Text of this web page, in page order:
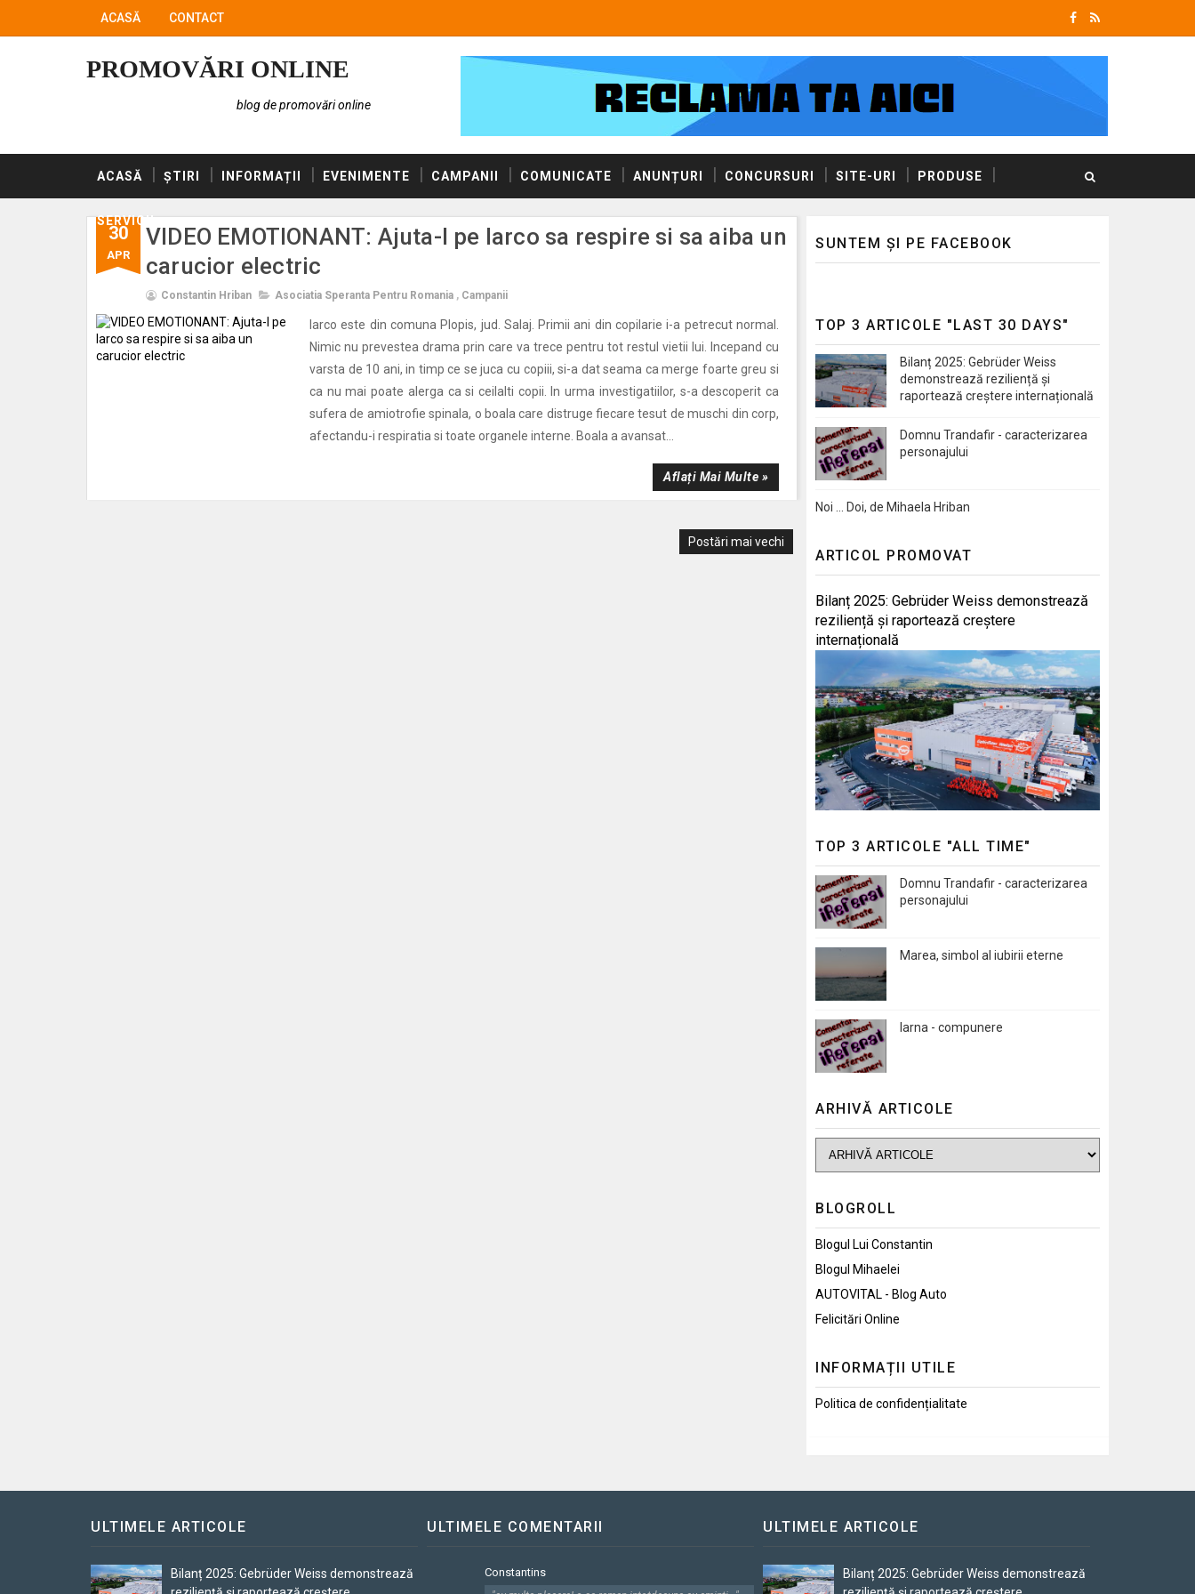
ACASĂ CONTACT
PROMOVĂRI ONLINE
blog de promovări online
ACASĂ ȘTIRI INFORMAȚII EVENIMENTE CAMPANII COMUNICATE ANUNȚURI CONCURSURI SITE-URI PRODUSE
SERVICII
30
APR
VIDEO EMOTIONANT: Ajuta-l pe Iarco sa respire si sa aiba un
carucior electric
Constantin Hriban Asociatia Speranta Pentru Romania , Campanii
Iarco este din comuna Plopis, jud. Salaj. Primii ani din copilarie i-a petrecut normal.
Nimic nu prevestea drama prin care va trece pentru tot restul vietii lui. Incepand cu
varsta de 10 ani, in timp ce se juca cu copiii, si-a dat seama ca merge foarte greu si
ca nu mai poate alerga ca si ceilalti copii. In urma investigatiilor, s-a descoperit ca
sufera de amiotrofie spinala, o boala care distruge fiecare tesut de muschi din corp,
afectandu-i respiratia si toate organele interne. Boala a avansat...
Aflați Mai Multe »
Postări mai vechi
SUNTEM ȘI PE FACEBOOK
TOP 3 ARTICOLE "LAST 30 DAYS"
Bilanț 2025: Gebrüder Weiss
demonstrează reziliență și
raportează creștere internațională
Domnu Trandafir - caracterizarea
personajului
Noi … Doi, de Mihaela Hriban
ARTICOL PROMOVAT
Bilanț 2025: Gebrüder Weiss demonstrează
reziliență și raportează creștere
internațională
TOP 3 ARTICOLE "ALL TIME"
Domnu Trandafir - caracterizarea
personajului
Marea, simbol al iubirii eterne
Iarna - compunere
ARHIVĂ ARTICOLE
BLOGROLL
Blogul Lui Constantin
Blogul Mihaelei
AUTOVITAL - Blog Auto
Felicitări Online
INFORMAȚII UTILE
Politica de confidențialitate
ULTIMELE ARTICOLE
Bilanț 2025: Gebrüder Weiss demonstrează
ULTIMELE COMENTARII
Constantins
ULTIMELE ARTICOLE
Bilanț 2025: Gebrüder Weiss demonstrează